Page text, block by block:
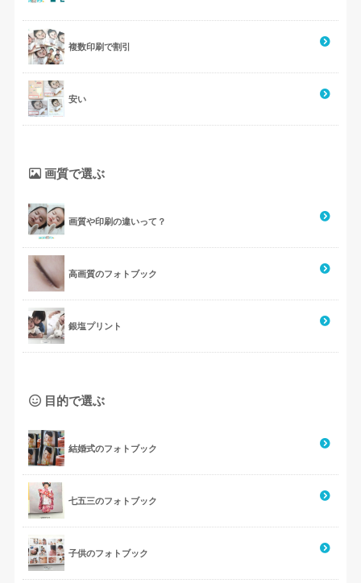
複数印刷で割引
安い
画質で選ぶ
画質や印刷の違いって？
高画質のフォトブック
銀塩プリント
目的で選ぶ
結婚式のフォトブック
七五三のフォトブック
子供のフォトブック